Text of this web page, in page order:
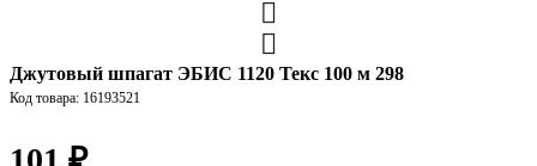
Джутовый шпагат ЭБИС 1120 Текс 100 м 298
Код товара: 16193521